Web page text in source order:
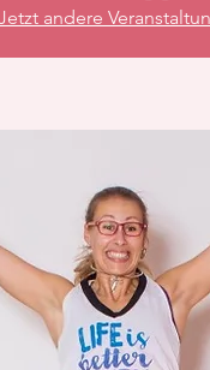
andere